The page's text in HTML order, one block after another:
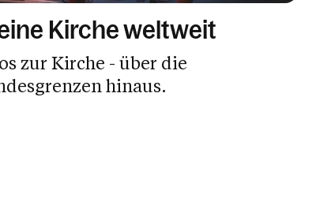
Kirche weltweit
zur Kirche - über die
hinaus.